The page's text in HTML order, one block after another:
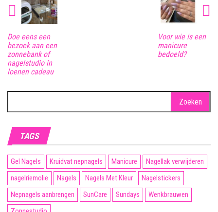
Doe eens een
bezoek aan een
zonnebank of
nagelstudio in
loenen cadeau
Voor wie is een
manicure
bedoeld?
naar:
TAGS
Gel Nagels Kruidvat nepnagels Manicure
Nagellak verwijderen
nagelriemolie
Nagels Nagels Met Kleur
Nagelstickers
Nepnagels aanbrengen
SunCare Sundays
Wenkbrauwen